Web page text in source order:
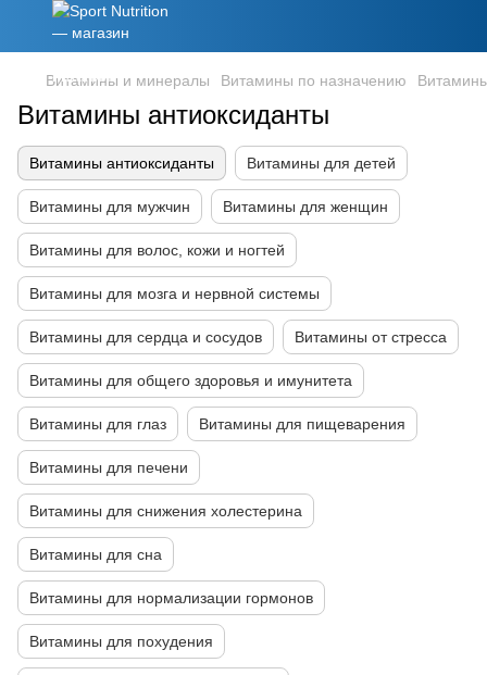
Витамины и минералы Витамины по назначению
Витамины антиоксиданты
Витамины антиоксиданты Витамины для детей
Витамины для мужчин Витамины для женщин
Витамины для волос, кожи и ногтей
Витамины для мозга и нервной системы
Витамины для сердца и сосудов Витамины от стресса
Витамины для общего здоровья и имунитета
Витамины для глаз Витамины для пищеварения
Витамины для печени
Витамины для снижения холестерина
Витамины для сна
Витамины для нормализации гормонов
Витамины для похудения